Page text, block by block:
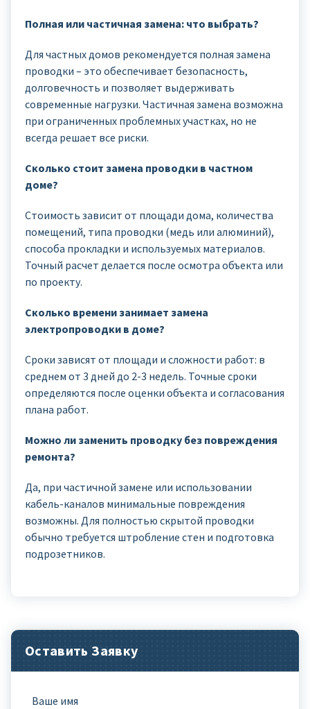
Полная или частичная замена: что выбрать?
Для частных домов рекомендуется полная замена
проводки – это обеспечивает безопасность,
долговечность и позволяет выдерживать
современные нагрузки. Частичная замена возможна
при ограниченных проблемных участках, но не
всегда решает все риски.
Сколько стоит замена проводки в частном
доме?
Стоимость зависит от площади дома, количества
помещений, типа проводки (медь или алюминий),
способа прокладки и используемых материалов.
Точный расчет делается после осмотра объекта или
по проекту.
Сколько времени занимает замена
электропроводки в доме?
Сроки зависят от площади и сложности работ: в
среднем от 3 дней до 2-3 недель. Точные сроки
определяются после оценки объекта и согласования
плана работ.
Можно ли заменить проводку без повреждения
ремонта?
Да, при частичной замене или использовании
кабель-каналов минимальные повреждения
возможны. Для полностью скрытой проводки
обычно требуется штробление стен и подготовка
подрозетников.
Оставить Заявку
Ваше имя